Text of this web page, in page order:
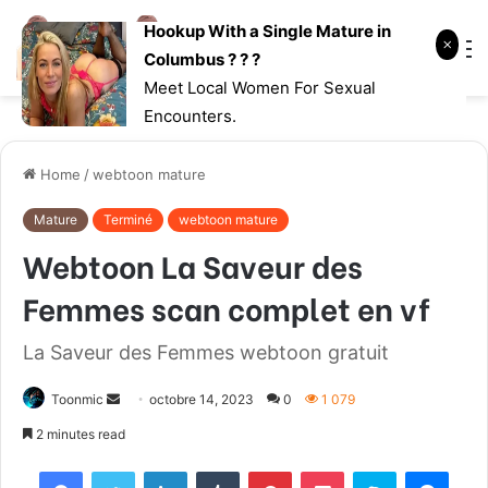
Home /webtoon mature
Mature Terminé webtoon mature
Webtoon La Saveur des
Femmes scan complet en vf
La Saveur des Femmes webtoon gratuit
Toonmic
e
octobre 14, 2023 0 1 079
2 minutes read
Hookup With a Single Mature in
Columbus ? ? ?
Meet Local Women For Sexual
Encounters.